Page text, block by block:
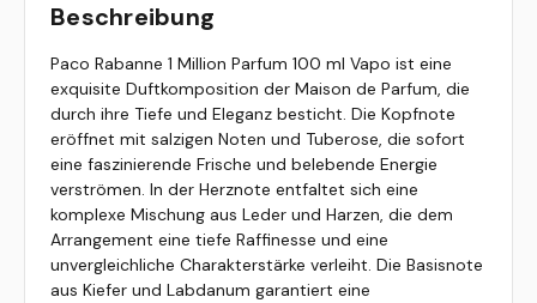
Beschreibung
Paco Rabanne 1 Million Parfum 100 ml Vapo ist eine
exquisite Duftkomposition der Maison de Parfum, die
durch ihre Tiefe und Eleganz besticht. Die Kopfnote
eröffnet mit salzigen Noten und Tuberose, die sofort
eine faszinierende Frische und belebende Energie
verströmen. In der Herznote entfaltet sich eine
komplexe Mischung aus Leder und Harzen, die dem
Arrangement eine tiefe Raffinesse und eine
unvergleichliche Charakterstärke verleiht. Die Basisnote
aus Kiefer und Labdanum garantiert eine